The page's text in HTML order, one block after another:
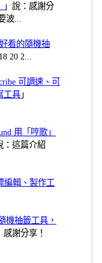
」說：感謝分
波...
看的隨機抽
20 2...
可調速、可
工具 」
用「哼歌」
：這篇介紹
編輯、製作工
機抽籤工具，
感謝分享！